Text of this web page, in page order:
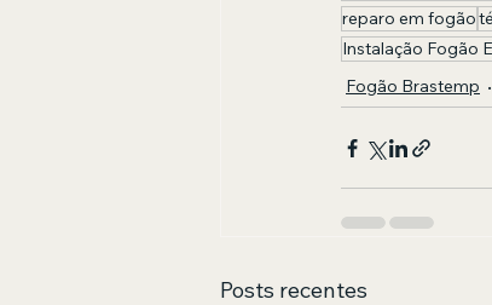
reparo em fogão
Instalação Fogão
Fogão Brastemp
Posts recentes